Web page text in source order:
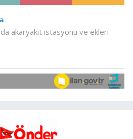
Semicenk Ordu'yu salladı
TAPSİAD: Ormanları korumak,
gücünü korumaktır
94,3